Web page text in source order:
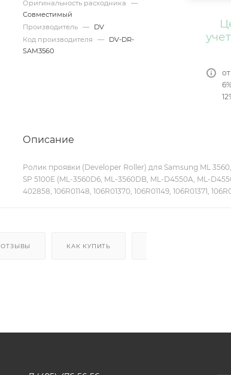
Оригинальность расходника
—
Совместимый
Производитель
—
DV
Код производителя
—
DV-DR-
SAM3560
Описание
Ролик проявки (Developer Roller) для Samsung ML
SP 5100E (ML-3560D6, ML-3560DB, ML-D4550A, ML-
402858, 106R01148, 106R01370, 106R01149, 106R01371,
ОТЗЫВЫ КАК КУПИТЬ